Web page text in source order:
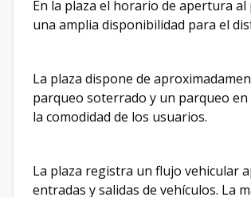
En la plaza el horario de apertura al
una amplia disponibilidad para el
La plaza dispone de
parqueo soterrado y un parqueo
la comodidad de los usuarios.
La plaza registra un flujo vehicular
entradas y salidas de vehículos. La